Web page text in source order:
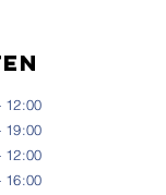
12:00
19:00
12:00
16:00